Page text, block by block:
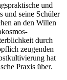
und
und seine Schüler
an den Willen
durch
zeugenden
hat
Praxis über.